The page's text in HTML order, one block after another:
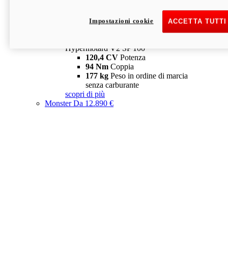
Depotenziata 35 kW: 18.890 € i
configura scopri di più
Hypermotard V2 SP 100
120,4 CV Potenza
94 Nm Coppia
177 kg Peso in ordine di marcia
senza carburante
scopri di più
MonsterDa 12.890 €
ACCETTA
Impostazioni cookie